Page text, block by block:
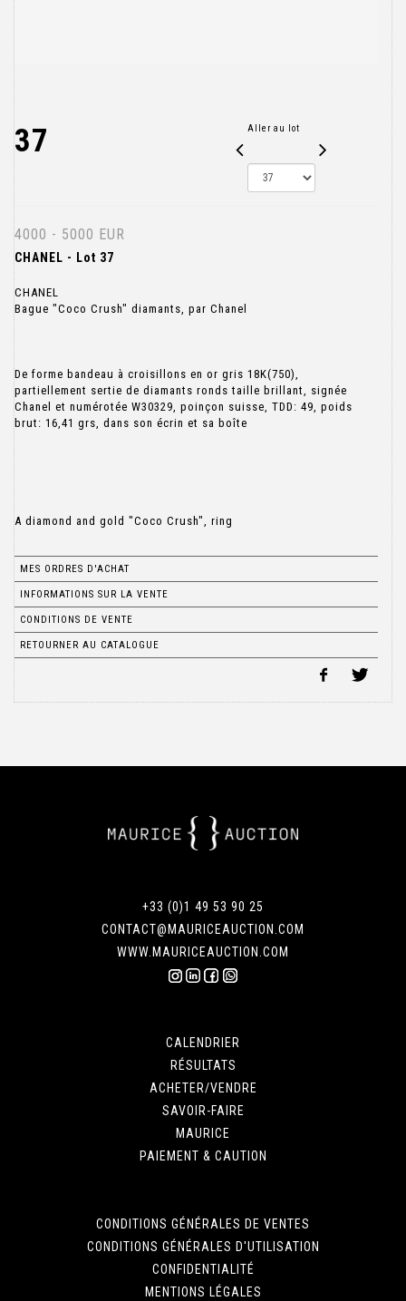
37 Aller au lot
4000 - 5000 EUR
CHANEL - Lot 37
CHANEL
Bague "Coco Crush" diamants, par Chanel
De forme bandeau à croisillons en or gris 18K(750),
partiellement sertie de diamants ronds taille brillant, signée
Chanel et numérotée W30329, poinçon suisse, TDD: 49, poids
brut: 16,41 grs, dans son écrin et sa boîte
A diamond and gold "Coco Crush", ring
MES ORDRES D'ACHAT
INFORMATIONS SUR LA VENTE
CONDITIONS DE VENTE
RETOURNER AU CATALOGUE
+33 (0)1 49 53 90 25
CONTACT@MAURICEAUCTION.COM
WWW.MAURICEAUCTION.COM
CALENDRIER
RÉSULTATS
ACHETER/VENDRE
SAVOIR-FAIRE
MAURICE
PAIEMENT & CAUTION
CONDITIONS GÉNÉRALES DE VENTES
CONDITIONS GÉNÉRALES D'UTILISATION
CONFIDENTIALITÉ
MENTIONS LÉGALES